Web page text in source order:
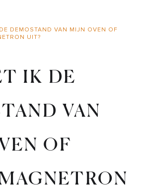
DEMOSTAND VAN MIJN OVEN OF
UIT?
IK DE
VAN
OF